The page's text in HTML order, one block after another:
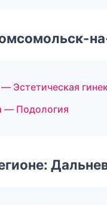
Эстетическая
— Подология